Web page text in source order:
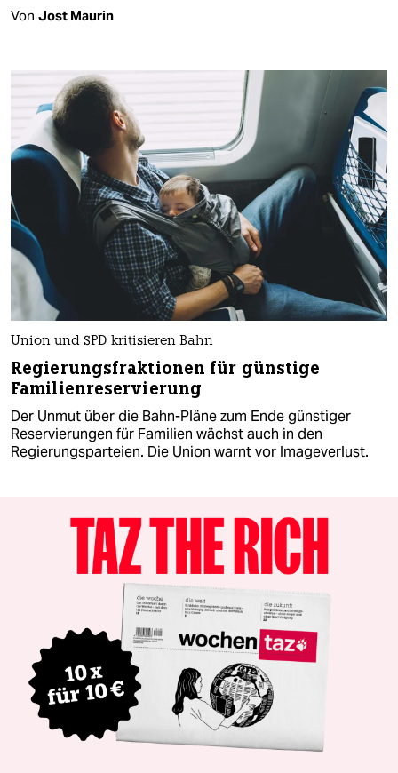
Von Jost Maurin
Union und SPD kritisieren Bahn
Regierungsfraktionen für günstige
Familienreservierung
Der Unmut über die Bahn-Pläne zum Ende günstiger
Reservierungen für Familien wächst auch in den
Regierungsparteien. Die Union warnt vor Imageverlust.